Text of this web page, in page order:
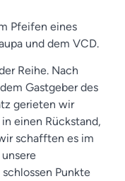
Pfeifen eines
und dem VCD.
Reihe. Nach
Gastgeber des
gerieten wir
einen Rückstand,
schafften es im
Punkte